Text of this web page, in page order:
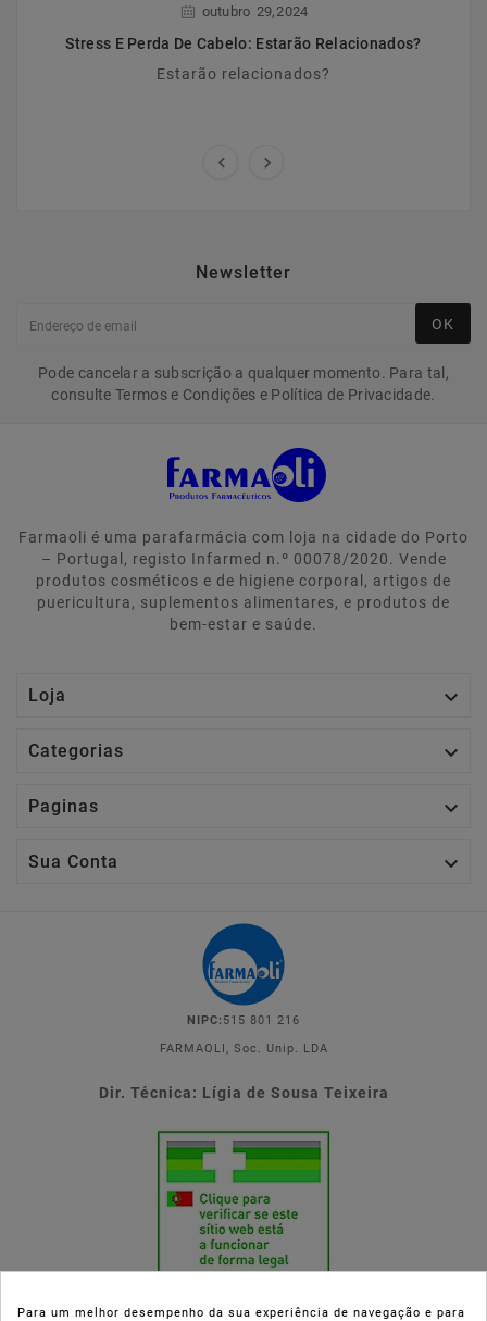
outubro 29, 2024
Stress E Perda De Cabelo: Estarão Relacionados?
Estarão relacionados?
 
Newsletter
OK
Pode cancelar a subscrição a qualquer momento. Para tal,
consulte Termos e Condições e Política de Privacidade.
Farmaoli é uma parafarmácia com loja na cidade do Porto
– Portugal, registo Infarmed n.º 00078/2020. Vende
produtos cosméticos e de higiene corporal, artigos de
puericultura, suplementos alimentares, e produtos de
bem-estar e saúde.
Loja 
Categorias 
Paginas 
Sua Conta 
NIPC: 515 801 216
FARMAOLI, Soc. Unip. LDA
Dir. Técnica: Lígia de Sousa Teixeira
Para um melhor desempenho da sua experiência de navegação e para